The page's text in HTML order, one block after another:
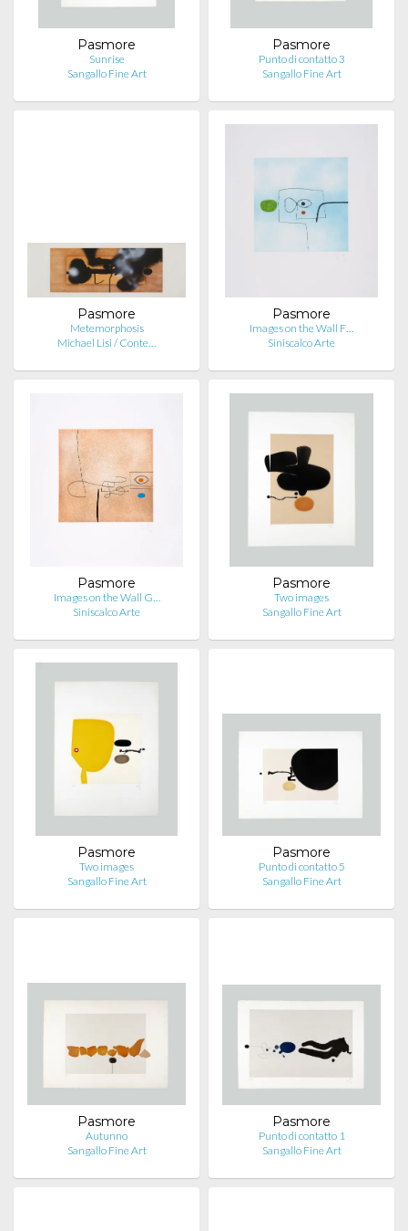
Pasmore
Sunrise
Sangallo Fine Art
Pasmore
Punto di contatto 3
Sangallo Fine Art
Pasmore
Metemorphosis
Michael Lisi / Conte…
Pasmore
Images on the Wall F…
Siniscalco Arte
Pasmore
Images on the Wall G…
Siniscalco Arte
Pasmore
Two images
Sangallo Fine Art
Pasmore
Two images
Sangallo Fine Art
Pasmore
Punto di contatto 5
Sangallo Fine Art
Pasmore
Autunno
Sangallo Fine Art
Pasmore
Punto di contatto 1
Sangallo Fine Art